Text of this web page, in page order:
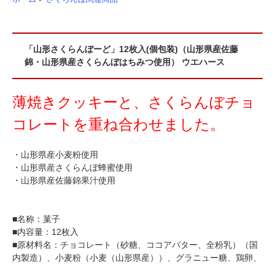
「山形さくらんぼーど」12枚入(個包装)（山形県産佐藤
錦・山形県産さくらんぼはちみつ使用） ウエハース
薄焼きクッキーと、さくらんぼチョ
コレートを重ね合わせました。
・山形県産小麦粉使用
・山形県産さくらんぼ蜂蜜使用
・山形県産佐藤錦果汁使用
■名称：菓子
■内容量：12枚入
■原材料名：チョコレート（砂糖、ココアバター、全粉乳）（国
内製造）、小麦粉（小麦（山形県産））、グラニュー糖、鶏卵、